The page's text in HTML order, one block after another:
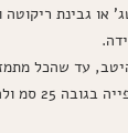
או גבינת
עד שהכל
לשמן